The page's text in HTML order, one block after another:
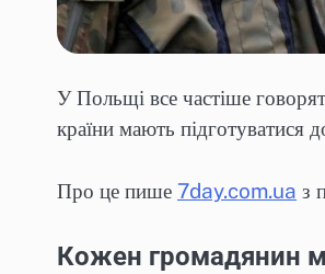
У Польщі все частіше
країни мають
Про це пише 7day.com.ua з
Кожен громадянин